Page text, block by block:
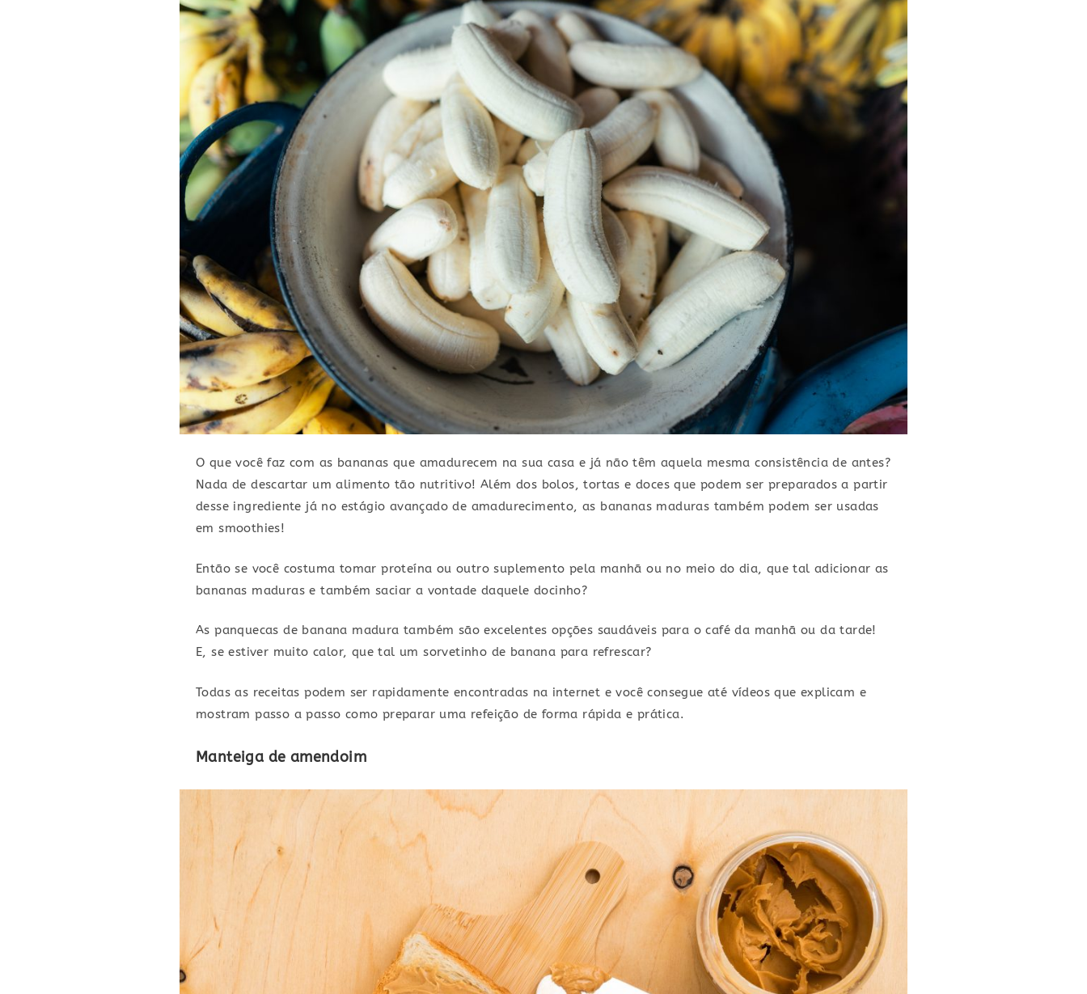
O que você faz com as bananas que amadurecem na sua casa e já não têm aquela mesma consistência de antes?
Nada de descartar um alimento tão nutritivo! Além dos bolos, tortas e doces que podem ser preparados a partir
desse ingrediente já no estágio avançado de amadurecimento, as bananas maduras também podem ser usadas
em smoothies!
Então se você costuma tomar proteína ou outro suplemento pela manhã ou no meio do dia, que tal adicionar as
bananas maduras e também saciar a vontade daquele docinho?
As panquecas de banana madura também são excelentes opções saudáveis para o café da manhã ou da tarde!
E, se estiver muito calor, que tal um sorvetinho de banana para refrescar?
Todas as receitas podem ser rapidamente encontradas na internet e você consegue até vídeos que explicam e
mostram passo a passo como preparar uma refeição de forma rápida e prática.
Manteiga de amendoim